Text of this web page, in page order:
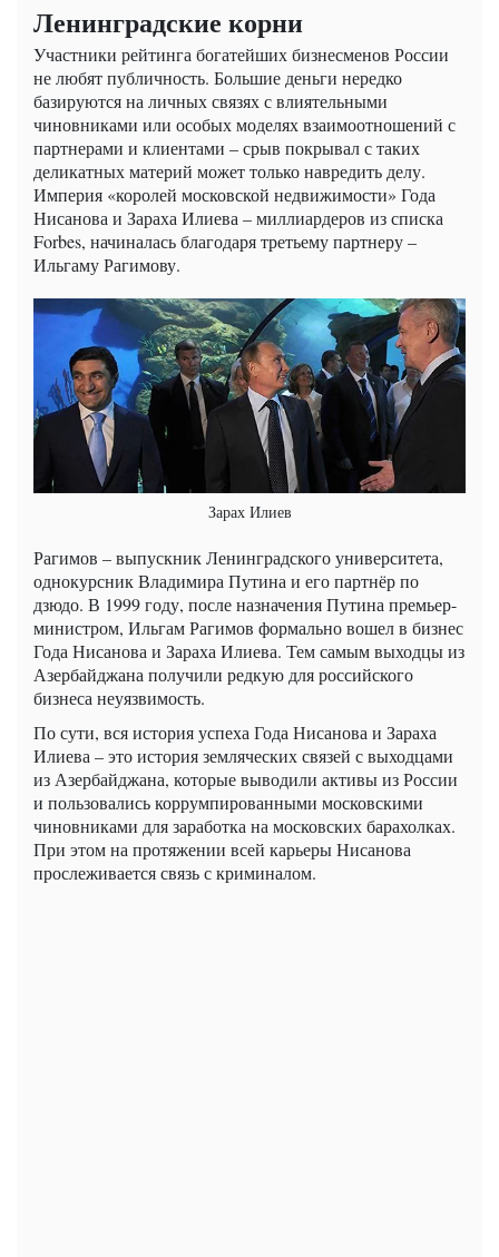
Ленинградские корни
Участники рейтинга богатейших бизнесменов России
не любят публичность. Большие деньги нередко
базируются на личных связях с влиятельными
чиновниками или особых моделях взаимоотношений с
партнерами и клиентами – срыв покрывал с таких
деликатных материй может только навредить делу.
Империя «королей московской недвижимости» Года
Нисанова и Зараха Илиева – миллиардеров из списка
Forbes, начиналась благодаря третьему партнеру –
Ильгаму Рагимову.
Зарах Илиев
Рагимов – выпускник Ленинградского университета,
однокурсник Владимира Путина и его партнёр по
дзюдо. В 1999 году, после назначения Путина премьер-
министром, Ильгам Рагимов формально вошел в бизнес
Года Нисанова и Зараха Илиева. Тем самым выходцы из
Азербайджана получили редкую для российского
бизнеса неуязвимость.
По сути, вся история успеха Года Нисанова и Зараха
Илиева – это история земляческих связей с выходцами
из Азербайджана, которые выводили активы из России
и пользовались коррумпированными московскими
чиновниками для заработка на московских барахолках.
При этом на протяжении всей карьеры Нисанова
прослеживается связь с криминалом.